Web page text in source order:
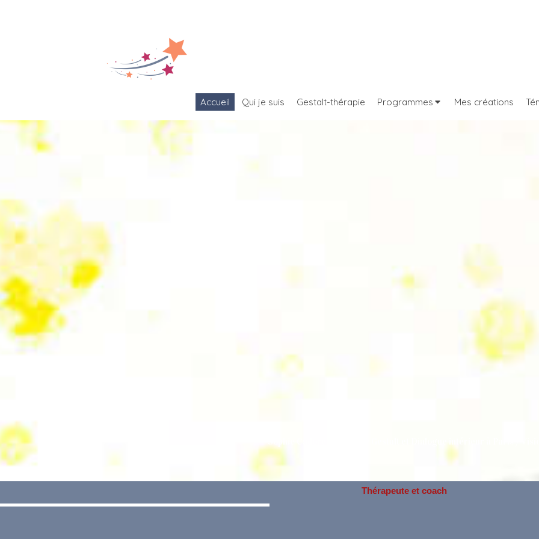
Accueil Qui je suis Gestalt-thérapie Programmes Mes créations
Thérapeute et coach